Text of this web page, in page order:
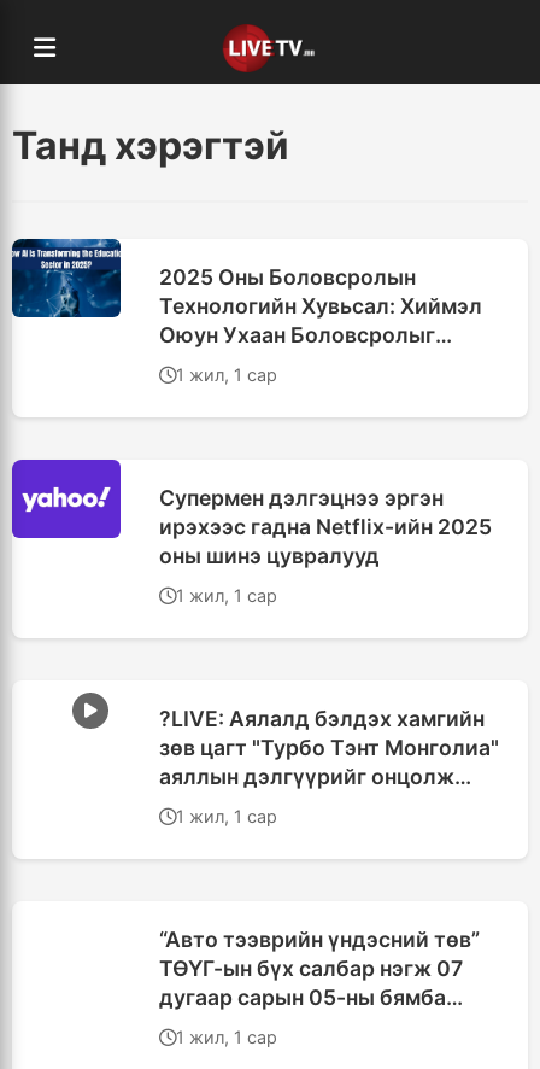
Танд хэрэгтэй
2025 Оны Боловсролын
Технологийн Хувьсал: Хиймэл
Оюун Ухаан Боловсролыг
Өөрчилж Байна
1 жил, 1 сар
Супермен дэлгэцнээ эргэн
ирэхээс гадна Netflix-ийн 2025
оны шинэ цувралууд
1 жил, 1 сар
?LIVE: Аялалд бэлдэх хамгийн
зөв цагт "Турбо Тэнт Монголиа"
аяллын дэлгүүрийг онцолж
байна
1 жил, 1 сар
“Авто тээврийн үндэсний төв”
ТӨҮГ-ын бүх салбар нэгж 07
дугаар сарын 05-ны бямба
гарагт цагийн хуваарийн дагуу
ажиллана
1 жил, 1 сар